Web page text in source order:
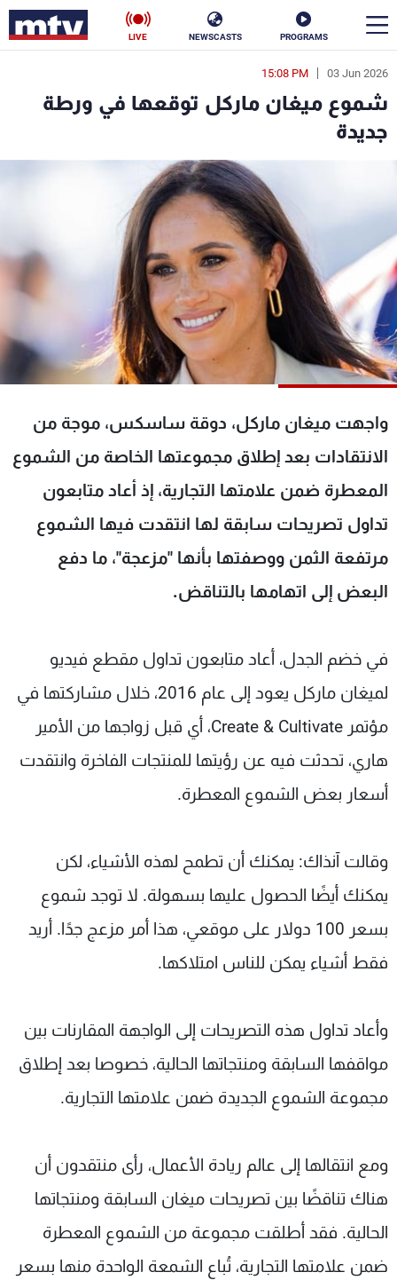
PROGRAMS
NEWSCASTS
LIVE
03 Jun 2026
15:08 PM
شموع ميغان ماركل توقعها في ورطة
جديدة
واجهت ميغان ماركل، دوقة ساسكس، موجة من
الانتقادات بعد إطلاق مجموعتها الخاصة من الشموع
المعطرة ضمن علامتها التجارية، إذ أعاد متابعون
تداول تصريحات سابقة لها انتقدت فيها الشموع
مرتفعة الثمن ووصفتها بأنها "مزعجة"، ما دفع
البعض إلى اتهامها بالتناقض.
في خضم الجدل، أعاد متابعون تداول مقطع فيديو
لميغان ماركل يعود إلى عام 2016، خلال مشاركتها في
مؤتمر Create & Cultivate، أي قبل زواجها من الأمير
هاري، تحدثت فيه عن رؤيتها للمنتجات الفاخرة وانتقدت
أسعار بعض الشموع المعطرة.
وقالت آنذاك: يمكنك أن تطمح لهذه الأشياء، لكن
يمكنك أيضًا الحصول عليها بسهولة. لا توجد شموع
بسعر 100 دولار على موقعي، هذا أمر مزعج جدًا. أريد
فقط أشياء يمكن للناس امتلاكها.
وأعاد تداول هذه التصريحات إلى الواجهة المقارنات بين
مواقفها السابقة ومنتجاتها الحالية، خصوصا بعد إطلاق
مجموعة الشموع الجديدة ضمن علامتها التجارية.
ومع انتقالها إلى عالم ريادة الأعمال، رأى منتقدون أن
هناك تناقضًا بين تصريحات ميغان السابقة ومنتجاتها
الحالية. فقد أطلقت مجموعة من الشموع المعطرة
ضمن علامتها التجارية، تُباع الشمعة الواحدة منها بسعر
en
الأخبار
ناس
فن
منوعات رياضة
كأس العالم
البرامج
جدول البرامج
شاهد البرامج
عن MTV
الإنـتـاج
لاعلاناتكم
وظائف
تواصل معنا
سياسة الخصوصية